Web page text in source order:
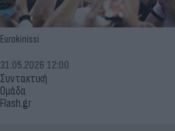
Eurokinissi
Συντακτική
Ομάδα
Flash.gr
31.05.2026 12:00